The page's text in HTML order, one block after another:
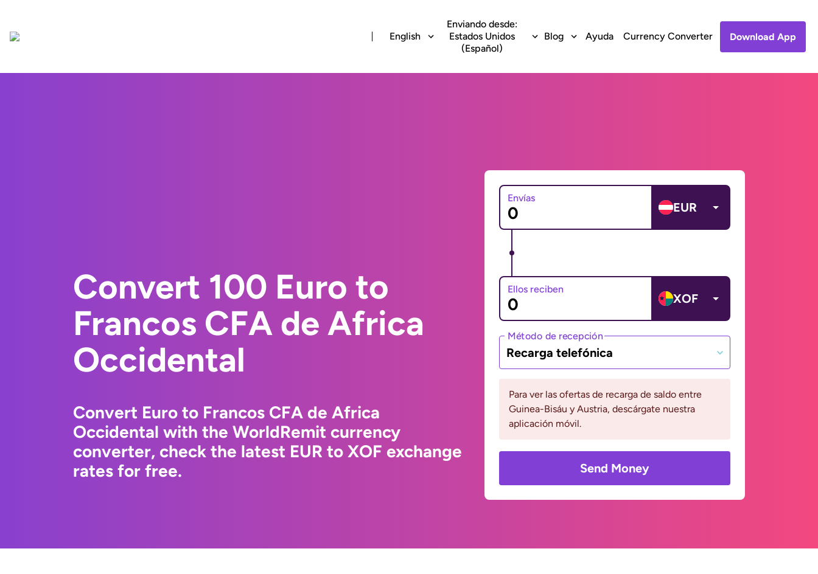
English
Enviando desde:
Estados Unidos
(Español)
Blog Ayuda Currency Converter Download App
Convert 100 Euro to
Francos CFA de Africa
Occidental
Convert Euro to Francos CFA de Africa
Occidental with the WorldRemit currency
converter, check the latest EUR to XOF exchange
rates for free.
Envías
EUR
Ellos reciben
XOF
Método de recepción
Recarga telefónica
Para ver las ofertas de recarga de saldo entre
Guinea-Bisáu y Austria, descárgate nuestra
aplicación móvil.
Send Money